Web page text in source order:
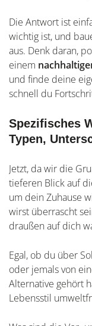
Die Antwort ist
wichtig ist, und
aus. Denk daran,
einem
und finde deine
schnell du
Spezifisches
Typen,
Jetzt, da wir die
tieferen Blick auf
um dein Zuhause
wirst überrascht
draußen auf dich
Egal, ob du über
oder jemals von
Alternative gehört
Lebensstil